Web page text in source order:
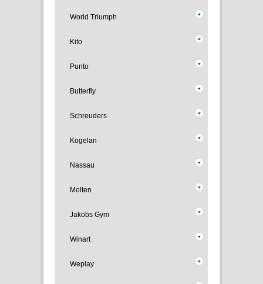
World Triumph
Kito
Punto
Butterfly
Schreuders
Kogelan
Nassau
Molten
Jakobs Gym
Winart
Weplay